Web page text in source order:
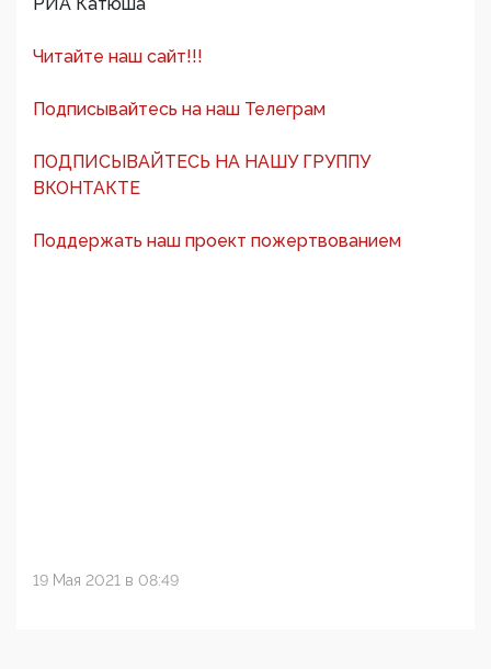
Читайте наш сайт!!!
Подписывайтесь на наш Телеграм
ПОДПИСЫВАЙТЕСЬ НА НАШУ ГРУППУ
ВКОНТАКТЕ
Поддержать наш проект пожертвованием
19 Мая 2021 в 08:49